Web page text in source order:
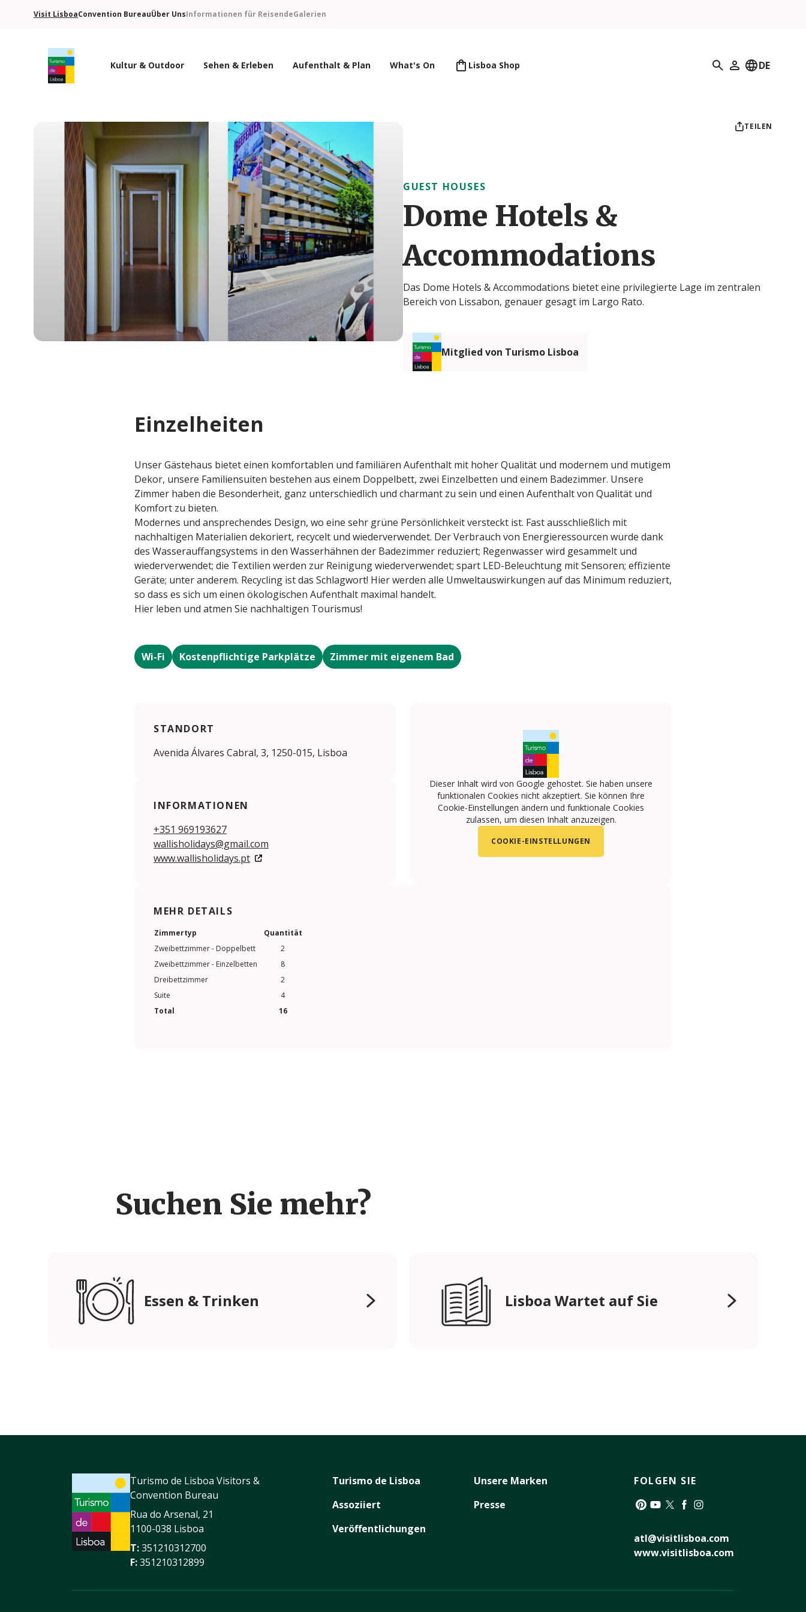
Visit LisboaConvention BureauÜber UnsInformationen für ReisendeGalerien
Kultur & Outdoor Sehen & Erleben Aufenthalt & Plan What's On Lisboa Shop Suchen
Mein Profil
DE
TEILEN
GUEST HOUSES
Dome Hotels &
Accommodations
Das Dome Hotels & Accommodations bietet eine privilegierte Lage im zentralen
Bereich von Lissabon, genauer gesagt im Largo Rato.
Mitglied von Turismo Lisboa
Einzelheiten
Unser Gästehaus bietet einen komfortablen und familiären Aufenthalt mit hoher Qualität und modernem und mutigem
Dekor, unsere Familiensuiten bestehen aus einem Doppelbett, zwei Einzelbetten und einem Badezimmer. Unsere
Zimmer haben die Besonderheit, ganz unterschiedlich und charmant zu sein und einen Aufenthalt von Qualität und
Komfort zu bieten.
Modernes und ansprechendes Design, wo eine sehr grüne Persönlichkeit versteckt ist. Fast ausschließlich mit
nachhaltigen Materialien dekoriert, recycelt und wiederverwendet. Der Verbrauch von Energieressourcen wurde dank
des Wasserauffangsystems in den Wasserhähnen der Badezimmer reduziert; Regenwasser wird gesammelt und
wiederverwendet; die Textilien werden zur Reinigung wiederverwendet; spart LED-Beleuchtung mit Sensoren; effiziente
Geräte; unter anderem. Recycling ist das Schlagwort! Hier werden alle Umweltauswirkungen auf das Minimum reduziert,
so dass es sich um einen ökologischen Aufenthalt maximal handelt.
Hier leben und atmen Sie nachhaltigen Tourismus!
Wi-Fi Kostenpflichtige Parkplätze Zimmer mit eigenem Bad
STANDORT
Avenida Álvares Cabral, 3, 1250-015, Lisboa
INFORMATIONEN
+351 969193627
wallisholidays@gmail.com
www.wallisholidays.pt
Dieser Inhalt wird von Google gehostet. Sie haben unsere
funktionalen Cookies nicht akzeptiert. Sie können Ihre
Cookie-Einstellungen ändern und funktionale Cookies
zulassen, um diesen Inhalt anzuzeigen.
COOKIE-EINSTELLUNGEN
MEHR DETAILS
Zimmertyp
Quantität
Zweibettzimmer - Doppelbett
2
Zweibettzimmer - Einzelbetten
8
Dreibettzimmer
2
Suite
4
Total
16
Suchen Sie mehr?
Essen & Trinken Lisboa Wartet auf Sie
Turismo de Lisboa Visitors &
Convention Bureau
Rua do Arsenal, 21
1100-038 Lisboa
T:351210312700
F:351210312899
Turismo de Lisboa
Assoziiert
Veröffentlichungen
Unsere Marken
Presse
FOLGEN SIE
atl@visitlisboa.com
www.visitlisboa.com